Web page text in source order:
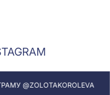
варто
видами:
стилі без
елементів. ДобреДО